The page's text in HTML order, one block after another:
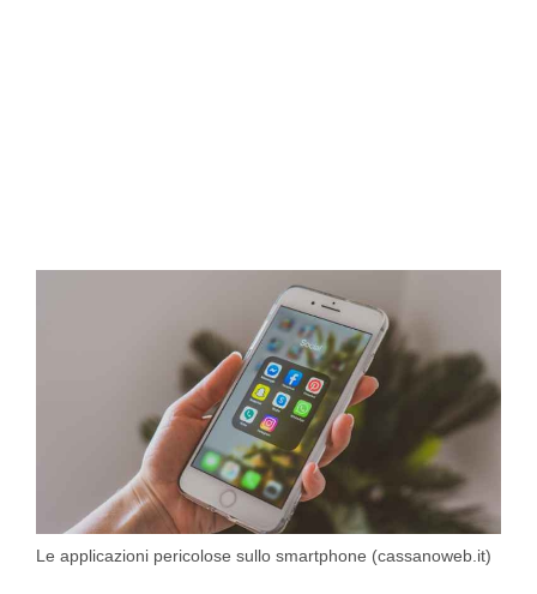
Le applicazioni pericolose sullo smartphone (cassanoweb.it)